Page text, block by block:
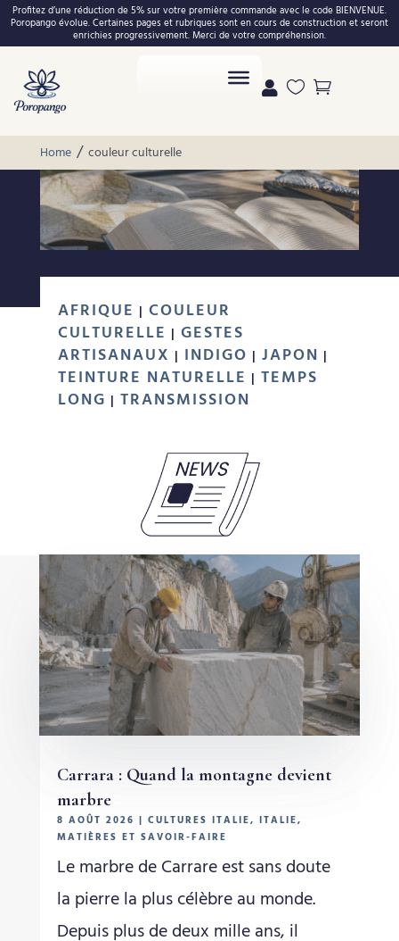
Profitez d’une réduction de 5% sur votre première commande avec le code BIENVENUE.
Poropango évolue. Certaines pages et rubriques sont en cours de construction et seront
enrichies progressivement. Merci de votre compréhension.
  
Home / couleur culturelle
AFRIQUE | COULEUR
CULTURELLE | GESTES
ARTISANAUX | INDIGO | JAPON |
TEINTURE NATURELLE | TEMPS
LONG | TRANSMISSION
Carrara : Quand la montagne devient
marbre
8 AOÛT 2026 | CULTURES ITALIE, ITALIE,
MATIÈRES ET SAVOIR-FAIRE
Le marbre de Carrare est sans doute
la pierre la plus célèbre au monde.
Depuis plus de deux mille ans, il